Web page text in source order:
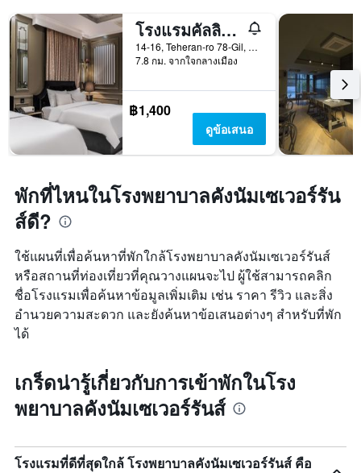
โรงแรมคัลลิแนน แดชิ
14-16, Teheran-ro 78-Gil, โซล, เกาหลีใต้
7.8 กม. จากใจกลางเมือง
฿1,400
ดูข้อเสนอ
พักที่ไหนในโรงพยาบาลคังนัมเซเวอร์รัน
ส์ดี?
ใช้แผนที่เพื่อค้นหาที่พักใกล้โรงพยาบาลคังนัมเซเวอร์รันส์
หรือสถานที่ท่องเที่ยวที่คุณวางแผนจะไป ผู้ใช้สามารถคลิก
ชื่อโรงแรมเพื่อค้นหาข้อมูลเพิ่มเติม เช่น ราคา รีวิว และสิ่ง
อำนวยความสะดวก และยังค้นหาข้อเสนอต่างๆ สำหรับที่พัก
ได้
เกร็ดน่ารู้เกี่ยวกับการเข้าพักในโรง
พยาบาลคังนัมเซเวอร์รันส์
โรงแรมที่ดีที่สุดใกล้ โรงพยาบาลคังนัมเซเวอร์รันส์ คือ